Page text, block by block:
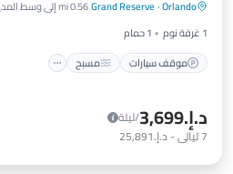
Orlando
·
Grand Reserve0.56 mi إلى وسط المدينة
1 غرفة نوم
1 حمام
موقف سيارات
مسبح
إطلالة
د.إ.‏3,699
/ليلة
7ليالي- د.إ.‏25,891